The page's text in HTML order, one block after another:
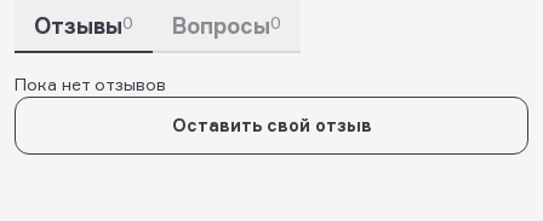
Отзывы0 Вопросы0
Пока нет отзывов
Оставить свой отзыв